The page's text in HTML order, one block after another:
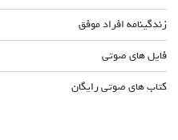
زندگینامه افراد موفق
فایل های صوتی
کتاب های صوتی رایگان